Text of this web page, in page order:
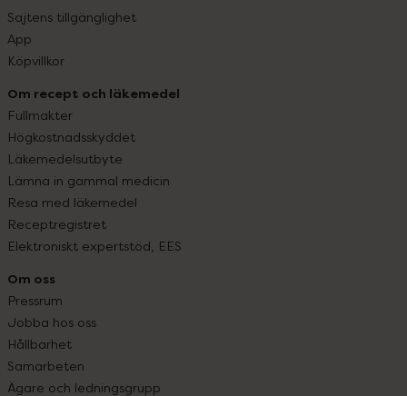
Sajtens tillgänglighet
App
Köpvillkor
Om recept och läkemedel
Fullmakter
Högkostnadsskyddet
Läkemedelsutbyte
Lämna in gammal medicin
Resa med läkemedel
Receptregistret
Elektroniskt expertstöd, EES
Om oss
Pressrum
Jobba hos oss
Hållbarhet
Samarbeten
Ägare och ledningsgrupp